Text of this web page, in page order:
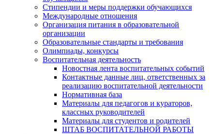
Стипендии и меры поддержки обучающихся
Международные отношения
Организация питания в образовательной
организации
Образовательные стандарты и требования
Олимпиады, конкурсы
Воспитательная деятельность
Новостная лента воспитательных событий
Контактные данные лиц, ответственных за
реализацию воспитательной деятельности
Нормативная база
Материалы для педагогов и кураторов,
классных руководителей
Материалы для студентов и родителей
ШТАБ ВОСПИТАТЕЛЬНОЙ РАБОТЫ